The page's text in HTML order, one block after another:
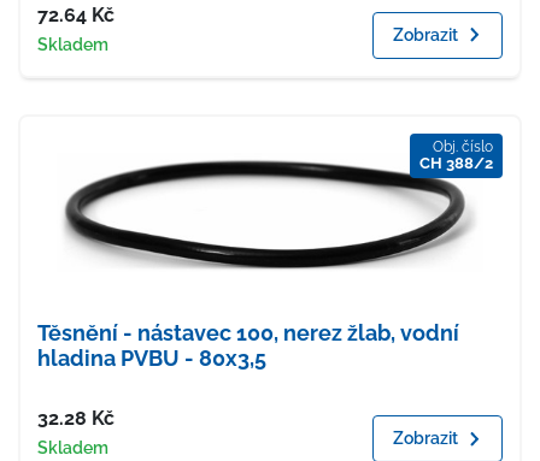
Cena
72.64 Kč
Dostupnost
Skladem Zobrazit
Obj. číslo
CH 388/2
Těsnění - nástavec 100, nerez žlab, vodní
hladina PVBU - 80x3,5
Cena
32.28 Kč
Dostupnost
Skladem Zobrazit